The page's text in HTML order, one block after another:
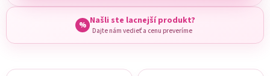
% Našli ste lacnejší produkt?
Dajte nám vedieť a cenu preveríme